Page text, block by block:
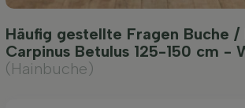
Häufig gestellte Fragen Buche /
Carpinus Betulus 125-150 cm -
(Hainbuche)